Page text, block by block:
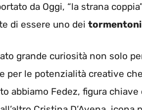
da Oggi, “la strana
di essere uno dei tormentoni
grande curiosità non solo
per le potenzialità creative
abbiamo Fedez, figura chiave